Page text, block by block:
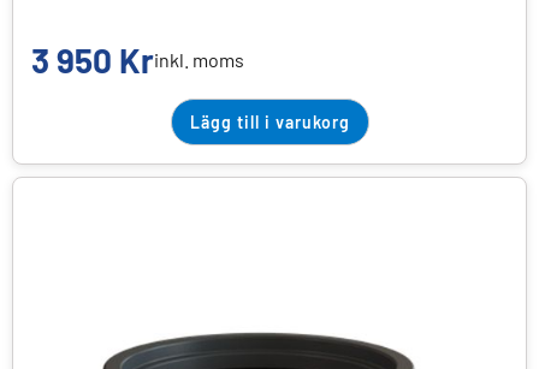
3 950 Krinkl. moms
Lägg till i varukorg